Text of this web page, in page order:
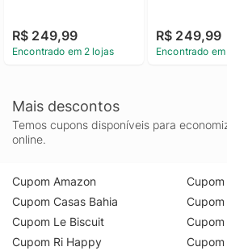
R$ 249,99
Encontrado em 2 lojas
R$ 249,99
Encontrado
Mais descontos
Temos cupons disponíveis para
online.
Cupom Amazon
Cupom Casas Bahia
Cupom Le Biscuit
Cupom Ri Happy
Cupom